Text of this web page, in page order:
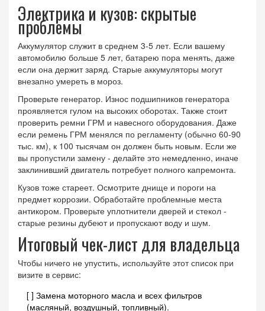
Электрика и кузов: скрытые
проблемы
Аккумулятор служит в среднем 3-5 лет. Если вашему
автомобилю больше 5 лет, батарею пора менять, даже
если она держит заряд. Старые аккумуляторы могут
внезапно умереть в мороз.
Проверьте генератор. Износ подшипников генератора
проявляется гулом на высоких оборотах. Также стоит
проверить ремни ГРМ и навесного оборудования. Даже
если ремень ГРМ менялся по регламенту (обычно 60-90
тыс. км), к 100 тысячам он должен быть новым. Если же
вы пропустили замену - делайте это немедленно, иначе
заклинивший двигатель потребует полного капремонта.
Кузов тоже стареет. Осмотрите днище и пороги на
предмет коррозии. Обработайте проблемные места
антикором. Проверьте уплотнители дверей и стекол -
старые резины дубеют и пропускают воду и шум.
Итоговый чек-лист для владельца
Чтобы ничего не упустить, используйте этот список при
визите в сервис:
[ ] Замена моторного масла и всех фильтров
(масляный, воздушный, топливный).